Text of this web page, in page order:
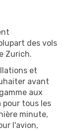
des vols
Zurich.
et
avant
aux
pour tous les
minute,
l'avion,